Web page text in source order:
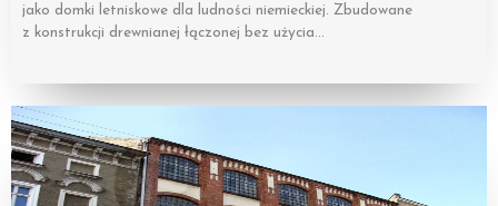
jako domki letniskowe dla ludności niemieckiej. Zbudowane
z konstrukcji drewnianej łączonej bez użycia…